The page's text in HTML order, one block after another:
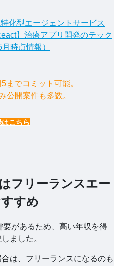
化型エージェントサービス
】治療アプリ開発のテック
時点情報）
までコミット可能。
公開案件も多数。
こちら
フリーランスエー
すめ
があるため、高い年収を得
ました。
は、フリーランスになるのも